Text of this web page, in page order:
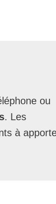
ou
. Les
à